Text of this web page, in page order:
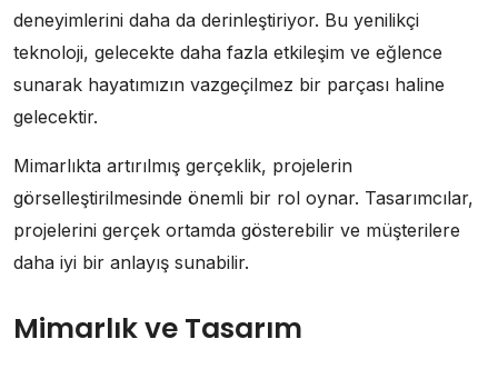
deneyimlerini daha da derinleştiriyor. Bu yenilikçi
teknoloji, gelecekte daha fazla etkileşim ve eğlence
sunarak hayatımızın vazgeçilmez bir parçası haline
gelecektir.
Mimarlıkta artırılmış gerçeklik, projelerin
görselleştirilmesinde önemli bir rol oynar. Tasarımcılar,
projelerini gerçek ortamda gösterebilir ve müşterilere
daha iyi bir anlayış sunabilir.
Mimarlık ve Tasarım